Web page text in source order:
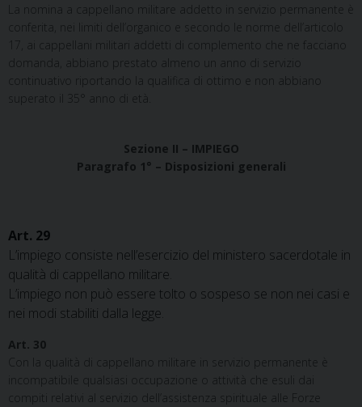
La nomina a cappellano militare addetto in servizio permanente è
conferita, nei limiti dell’organico e secondo le norme dell’articolo
17, ai cappellani militari addetti di complemento che ne facciano
domanda, abbiano prestato almeno un anno di servizio
continuativo riportando la qualifica di ottimo e non abbiano
superato il 35° anno di età.
Sezione II – IMPIEGO
Paragrafo 1° – Disposizioni generali
Art. 29
L’impiego consiste nell’esercizio del ministero sacerdotale in
qualità di cappellano militare.
L’impiego non può essere tolto o sospeso se non nei casi e
nei modi stabiliti dalla legge.
Art. 30
Con la qualità di cappellano militare in servizio permanente è
incompatibile qualsiasi occupazione o attività che esuli dai
compiti relativi al servizio dell’assistenza spirituale alle Forze